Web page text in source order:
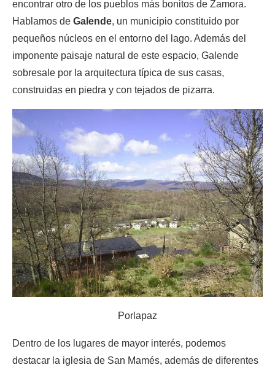
encontrar otro de los pueblos más bonitos de Zamora.
Hablamos de Galende, un municipio constituido por
pequeños núcleos en el entorno del lago. Además del
imponente paisaje natural de este espacio, Galende
sobresale por la arquitectura típica de sus casas,
construidas en piedra y con tejados de pizarra.
Porlapaz
Dentro de los lugares de mayor interés, podemos
destacar la iglesia de San Mamés, además de diferentes